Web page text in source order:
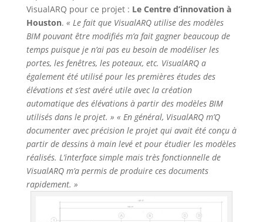
VisualARQ pour ce projet : Le Centre d’innovation à
Houston. « Le fait que VisualARQ utilise des modèles
BIM pouvant être modifiés m’a fait gagner beaucoup de
temps puisque je n’ai pas eu besoin de modéliser les
portes, les fenêtres, les poteaux, etc. VisualARQ a
également été utilisé pour les premières études des
élévations et s’est avéré utile avec la création
automatique des élévations à partir des modèles BIM
utilisés dans le projet. » « En général, VisualARQ m’Q
documenter avec précision le projet qui avait été conçu à
partir de dessins à main levé et pour étudier les modèles
réalisés. L’interface simple mais très fonctionnelle de
VisualARQ m’a permis de produire ces documents
rapidement. »